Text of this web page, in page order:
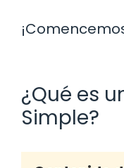
¿Qué es
Simple?